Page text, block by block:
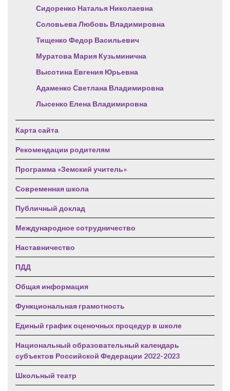
Сидоренко Наталья Николаевна
Соловьева Любовь Владимировна
Тищенко Федор Васильевич
Муратова Мария Кузьминична
Высотина Евгения Юрьевна
Адаменко Светлана Владимировна
Лысенко Елена Владимировна
Карта сайта
Рекомендации родителям
Программа «Земский учитель»
Современная школа
Публичный доклад
Международное сотрудничество
Наставничество
ПДД
Общая информация
Функциональная грамотность
Единый график оценочных процедур в школе
Национальный образовательный календарь
субъектов Российской Федерации 2022-2023
Школьный театр